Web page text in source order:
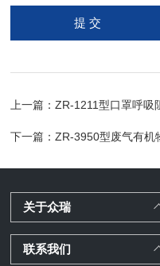
上一篇：ZR-1211型口罩呼吸
下一篇：ZR-3950型废气有机
关于众瑞
联系我们